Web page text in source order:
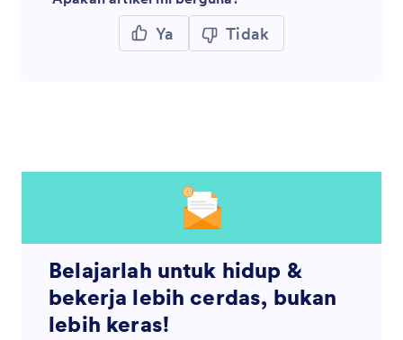
Ya Tidak
Belajarlah untuk hidup &
bekerja lebih cerdas, bukan
lebih keras!